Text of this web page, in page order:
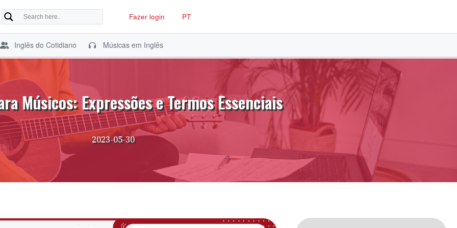
Fazer login PT
Inglês do Cotidiano Músicas em Inglês
Músicos: Expressões e Termos Essenciais
2023-05-30